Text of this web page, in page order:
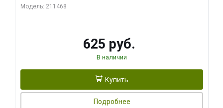
Модель: 211468
625 руб.
В наличии
Купить
Подробнее